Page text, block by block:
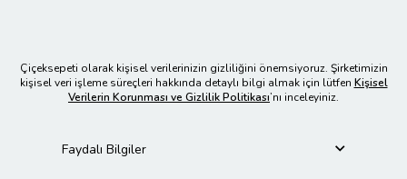
Çiçeksepeti olarak kişisel verilerinizin gizliliğini önemsiyoruz. Şirketimizin
kişisel veri işleme süreçleri hakkında detaylı bilgi almak için lütfen Kişisel
Verilerin Korunması ve Gizlilik Politikası’nı inceleyiniz.
Faydalı Bilgiler